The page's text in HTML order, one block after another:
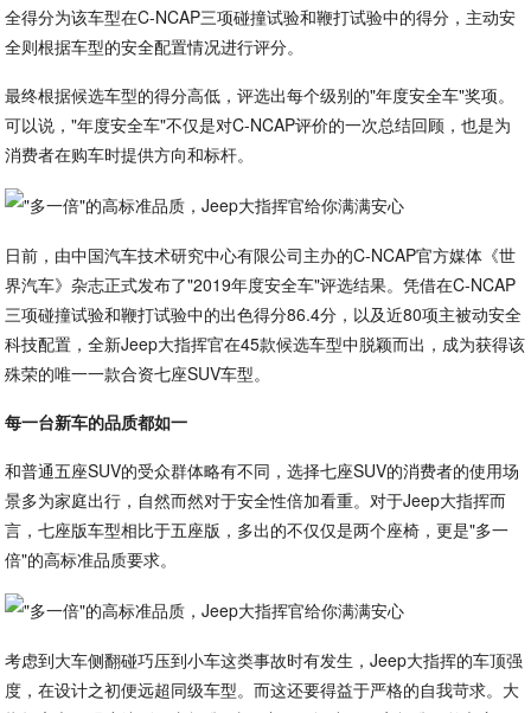
全得分为该车型在C-NCAP三项碰撞试验和鞭打试验中的得分，主动安
全则根据车型的安全配置情况进行评分。
最终根据候选车型的得分高低，评选出每个级别的"年度安全车"奖项。
可以说，"年度安全车"不仅是对C-NCAP评价的一次总结回顾，也是为
消费者在购车时提供方向和标杆。
日前，由中国汽车技术研究中心有限公司主办的C-NCAP官方媒体《世
界汽车》杂志正式发布了"2019年度安全车"评选结果。凭借在C-NCAP
三项碰撞试验和鞭打试验中的出色得分86.4分，以及近80项主被动安全
科技配置，全新Jeep大指挥官在45款候选车型中脱颖而出，成为获得该
殊荣的唯一一款合资七座SUV车型。
每一台新车的品质都如一
和普通五座SUV的受众群体略有不同，选择七座SUV的消费者的使用场
景多为家庭出行，自然而然对于安全性倍加看重。对于Jeep大指挥而
言，七座版车型相比于五座版，多出的不仅仅是两个座椅，更是"多一
倍"的高标准品质要求。
考虑到大车侧翻碰巧压到小车这类事故时有发生，Jeep大指挥的车顶强
度，在设计之初便远超同级车型。而这还要得益于严格的自我苛求。大